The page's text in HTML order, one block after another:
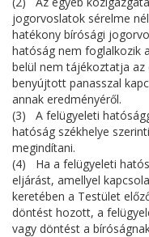
jogorvoslatok sérelme
hatékony bírósági
hatóság nem foglalkozik
belül nem tájékoztatja az
benyújtott panasszal
annak eredményéről.
(3) A felügyeleti
hatóság székhelye
megindítani.
(4) Ha a felügyeleti
eljárást, amellyel
keretében a Testület
döntést hozott, a
vagy döntést a